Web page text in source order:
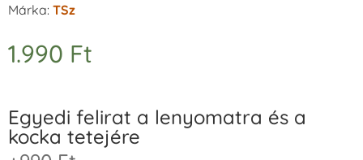
Márka: TSz
1.990 Ft
Egyedi felirat a lenyomatra és a
kocka tetejére